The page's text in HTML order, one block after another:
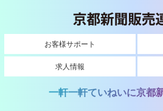
お客様サポート
求人情報
一軒一軒ていねいに京都